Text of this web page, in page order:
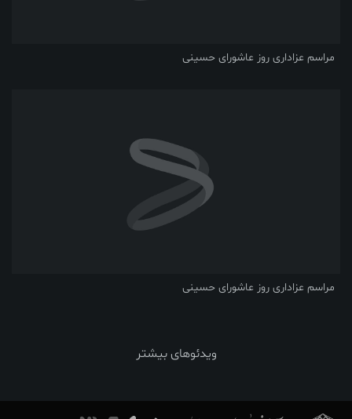
مراسم عزاداری روز عاشورای حسینی
مراسم عزاداری روز عاشورای حسینی
ویدئوهای بیشتر